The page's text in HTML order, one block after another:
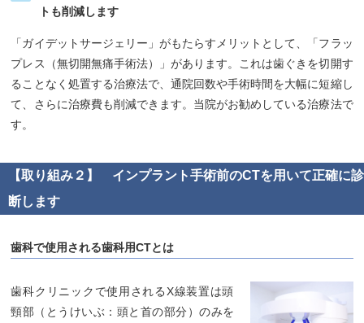
トも削減します
「ガイデットサージェリー」がもたらすメリットとして、「フラッ
プレス（無切開無痛手術法）」があります。これは歯ぐきを切開す
ることなく処置する治療法で、通院回数や手術時間を大幅に短縮し
て、さらに治療費も削減できます。当院がお勧めしている治療法で
す。
【取り組み２】 インプラント手術前のCTを用いて正確に診
断します
歯科で使用される歯科用CTとは
歯科クリニックで使用されるX線装置は頭
頸部（とうけいぶ：頭と首の部分）のみを